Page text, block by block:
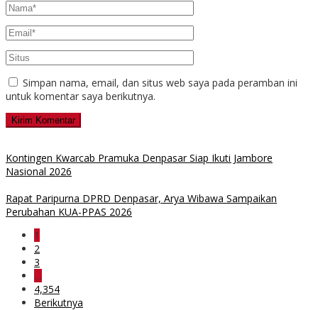
Simpan nama, email, dan situs web saya pada peramban ini
untuk komentar saya berikutnya.
Kontingen Kwarcab Pramuka Denpasar Siap Ikuti Jambore
Nasional 2026
Rapat Paripurna DPRD Denpasar, Arya Wibawa Sampaikan
Perubahan KUA-PPAS 2026
1
2
3
…
4,354
Berikutnya